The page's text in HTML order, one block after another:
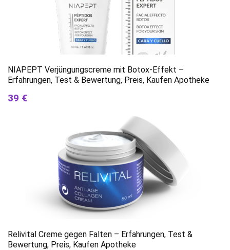
NIAPEPT Verjüngungscreme mit Botox-Effekt –
Erfahrungen, Test & Bewertung, Preis, Kaufen Apotheke
39 €
Relivital Creme gegen Falten – Erfahrungen, Test &
Bewertung, Preis, Kaufen Apotheke